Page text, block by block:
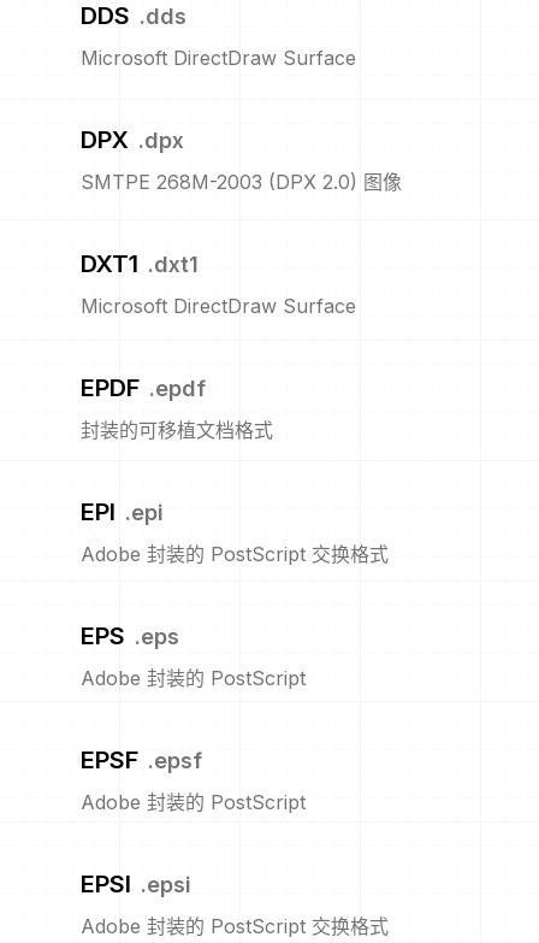
DDS .dds
Microsoft DirectDraw Surface
DPX .dpx
SMTPE 268M-2003 (DPX 2.0) 图像
DXT1 .dxt1
Microsoft DirectDraw Surface
EPDF .epdf
封装的可移植文档格式
EPI .epi
Adobe 封装的 PostScript 交换格式
EPS .eps
Adobe 封装的 PostScript
EPSF .epsf
Adobe 封装的 PostScript
EPSI .epsi
Adobe 封装的 PostScript 交换格式